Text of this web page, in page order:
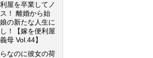
屋を卒業してノ
！ 離婚から始
の新たな人生に
！【嫁を便利屋
母 Vol.44】
なのに彼女の荷